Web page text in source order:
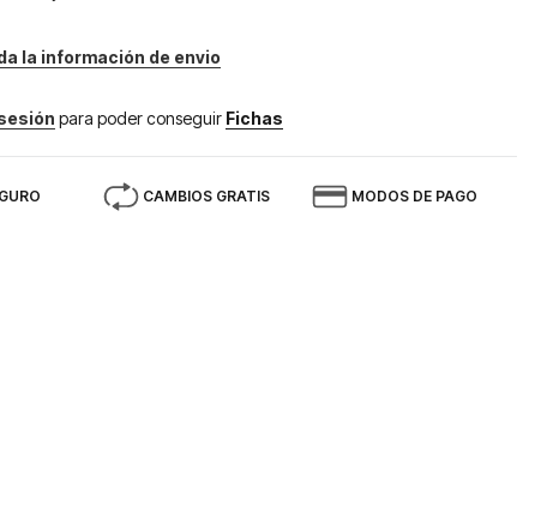
la información de envio
para poder conseguir Fichas
CAMBIOS GRATIS MODOS DE PAGO